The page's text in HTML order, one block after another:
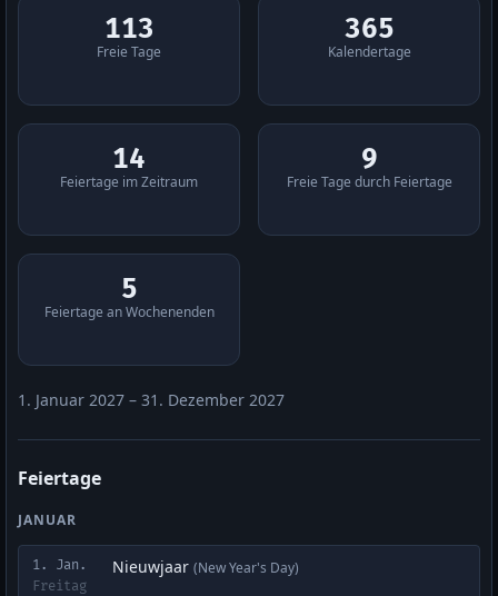
113
Freie Tage
365
Kalendertage
14
Feiertage im Zeitraum
9
Freie Tage durch Feiertage
5
Feiertage an Wochenenden
1. Januar 2027 – 31. Dezember 2027
Feiertage
JANUAR
1. Jan.
Freitag
Nieuwjaar (New Year's Day)